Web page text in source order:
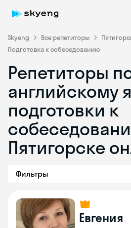
Skyeng Все репетиторы
Подготовка к собеседованию
Репетиторы
английскому
подготовки к
Пятигорске
Фильтры
Евгения
Skyeng Chat